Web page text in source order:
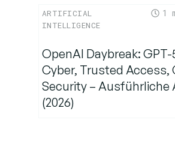
ARTIFICIAL
INTELLIGENCE
1
OpenAI Daybreak: GPT-
Cyber, Trusted Access,
Security – Ausführliche
(2026)